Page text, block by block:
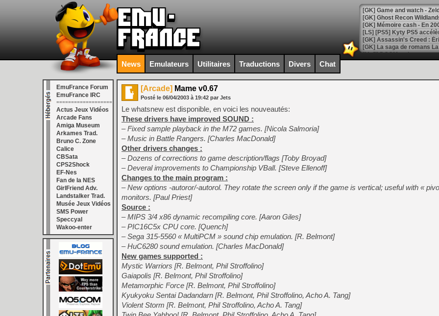
[Mo5] DOOM arrive en
[GK] Bethesda fête les 30
[GK] Roblox : l'action en
[GK] Agenda - GeForce
[LS] [PS5] ps5-y2jb-
[GK] Pourquoi Marvel
[GK] Test : Restory : Chill
[GK] GTA 6 : Rockstar
[GK] Hot Wheels Infinite
[GK] Mémoire cash -
[GK] Résultats Nintendo :
[GK] Déjà des
[Mo5] Brickboy cherche à
[GK] Minecraft et ses «
[GK] Beast of
[GK] Ubisoft : fin de partie
[GK] Mémoire cash -
[GK] Dan Houser (GTA)
[GK] Comment EA Sports
[GK] Crimson Moon : un
[GK] Isle of Reveries : le
[GK] Moonlighter 2 : The
[GK] Capcom relance
News Emulateurs Utilitaires Traductions Divers Chat
EmuFrance Forum
EmuFrance IRC
===================
Actus Jeux Vidéos
Arcade Fans
Amiga Museum
Arkames Trad.
Bruno C. Zone
Calice
CBSata
CPS2Shock
EF-Nes
Fan de la NES
GirlFriend Adv.
Landstalker Trad.
Musée Jeux Vidéos
SMS Power
Speccyal
Wakoo-enter
[Arcade] Mame v0.67
Posté le 06/04/2003 à 19:42 par Jets
Le whatsnew est disponible, en voici les nouveautés:
These drivers have improved SOUND :
– Fixed sample playback in the M72 games. [Nicola Salmoria]
– Music in Battle Rangers. [Charles MacDonald]
Other drivers changes :
– Dozens of corrections to game description/flags [Toby Broyad]
– Deveral improvements to Championship VBall. [Steve Ellenoff]
Changes to the main program :
– New options -autoror/-autorol. They rotate the screen only if the game is vertical; useful with «
monitors. [Paul Priest]
Source :
– MIPS 3/4 x86 dynamic recompiling core. [Aaron Giles]
– PIC16C5x CPU core. [Quench]
– Sega 315-5560 « MultiPCM » sound chip emulation. [R. Belmont]
– HuC6280 sound emulation. [Charles MacDonald]
New games supported :
Mystic Warriors [R. Belmont, Phil Stroffolino]
Gaiapolis [R. Belmont, Phil Stroffolino]
Metamorphic Force [R. Belmont, Phil Stroffolino]
Kyukyoku Sentai Dadandarn [R. Belmont, Phil Stroffolino, Acho A. Tang]
Violent Storm [R. Belmont, Phil Stroffolino, Acho A. Tang]